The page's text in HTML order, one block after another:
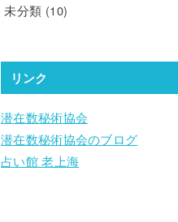
未分類 (10)
リンク
潜在数秘術協会
潜在数秘術協会のブログ
占い館 老上海